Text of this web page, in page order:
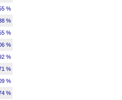
%
%
%
%
%
%
%
%